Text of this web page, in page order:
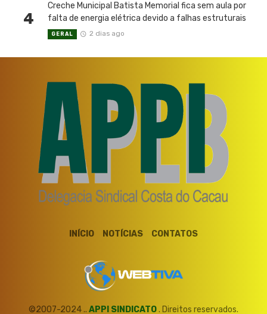
4
Creche Municipal Batista Memorial fica sem aula por
falta de energia elétrica devido a falhas estruturais
GERAL 2 dias ago
INÍCIO NOTÍCIAS CONTATOS
©2007-2024 .. APPI SINDICATO. Direitos reservados.